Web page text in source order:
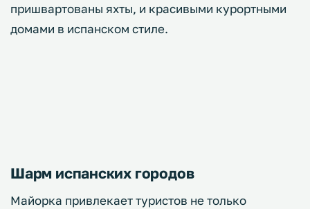
пришвартованы яхты, и красивыми курортными
домами в испанском стиле.
Шарм испанских городов
Майорка привлекает туристов не только